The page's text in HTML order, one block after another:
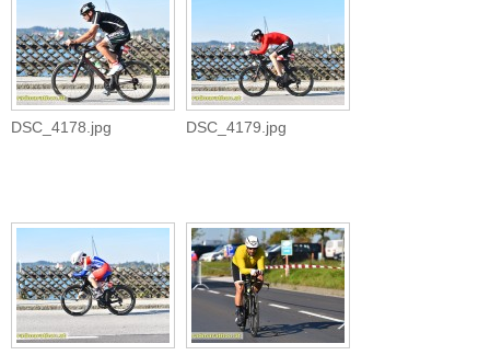
DSC_4178.jpg DSC_4179.jpg